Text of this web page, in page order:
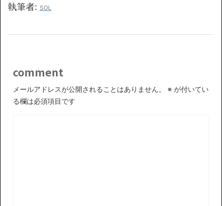
執筆者: SOL
comment
メールアドレスが公開されることはありません。 ※ が付いてい
る欄は必須項目です